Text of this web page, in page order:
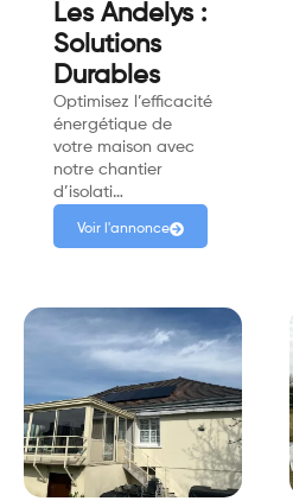
Les Andelys :
Solutions
Durables
Optimisez l’efficacité
énergétique de
votre maison avec
notre chantier
d’isolati…
Voir l'annonce